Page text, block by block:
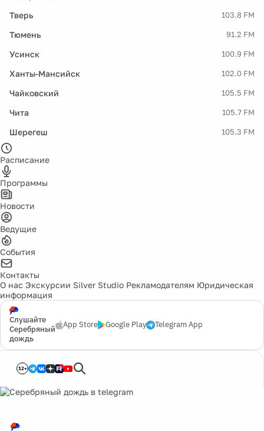
Тверь 103.8 FM
Тюмень 91.2 FM
Усинск 100.9 FM
Ханты-Мансийск 102.0 FM
Чайковский 105.5 FM
Чита 105.7 FM
Шерегеш 105.3 FM
Расписание
Программы
Новости
Ведущие
События
Контакты
О нас Экскурсии Silver Studio Рекламодателям Юридическая
информация
Слушайте
Серебряный
дождь
App Store Google Play Telegram App
12+